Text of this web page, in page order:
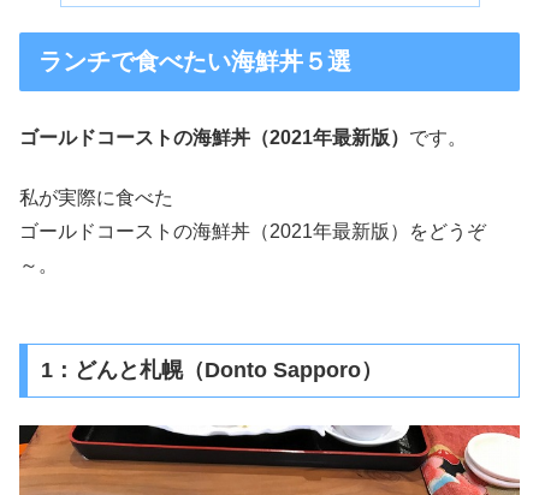
ランチで食べたい海鮮丼５選
ゴールドコーストの海鮮丼（2021年最新版） です。
私が実際に食べた
ゴールドコーストの海鮮丼（2021年最新版）をどうぞ
～。
1：どんと札幌（Donto Sapporo）